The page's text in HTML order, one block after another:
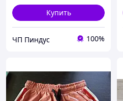
Купить
ЧП Пиндус 100%